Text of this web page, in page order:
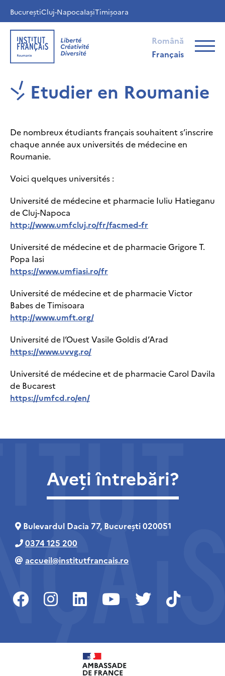
BucureștiCluj-NapocaIașiTimișoara
Română
Français
Etudier en Roumanie
De nombreux étudiants français souhaitent s’inscrire
chaque année aux universités de médecine en
Roumanie.
Voici quelques universités :
Université de médecine et pharmacie Iuliu Hatieganu
de Cluj-Napoca
http://www.umfcluj.ro/fr/facmed-fr
Université de médecine et de pharmacie Grigore T.
Popa Iasi
https://www.umfiasi.ro/fr
Université de médecine et de pharmacie Victor
Babes de Timisoara
http://www.umft.org/
Université de l’Ouest Vasile Goldis d’Arad
https://www.uvvg.ro/
Université de médecine et de pharmacie Carol Davila
de Bucarest
https://umfcd.ro/en/
Aveți întrebări?
Bulevardul Dacia 77, București 020051
0374 125 200
accueil@institutfrancais.ro